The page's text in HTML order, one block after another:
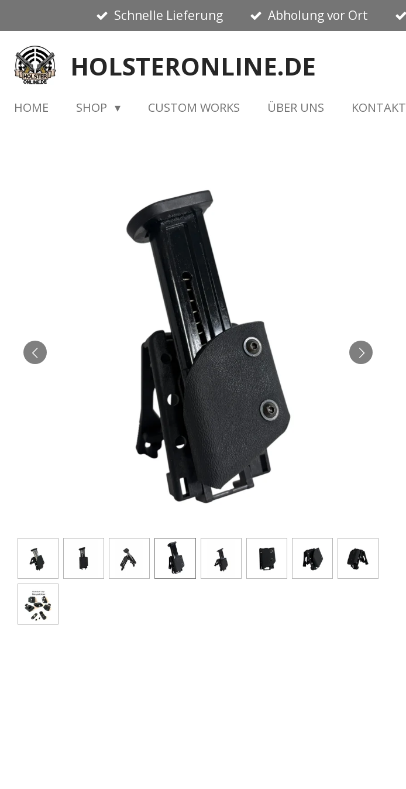
Hauptinhalt
springen
Schnelle Lieferung Abholung vor Ort
HOLSTERONLINE.DE
HOME SHOP CUSTOM WORKS ÜBER UNS KONTAKT